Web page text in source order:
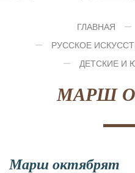
ГЛАВНАЯ
РУССКОЕ
ДЕТСКИЕ И
МАРШ
Марш октябрят